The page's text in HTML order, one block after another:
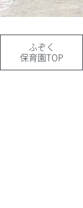
ふぞく
保育園TOP